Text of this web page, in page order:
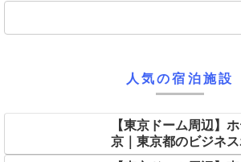
人気の宿泊施設
【東京ドーム周辺】
京｜東京都のビジネ